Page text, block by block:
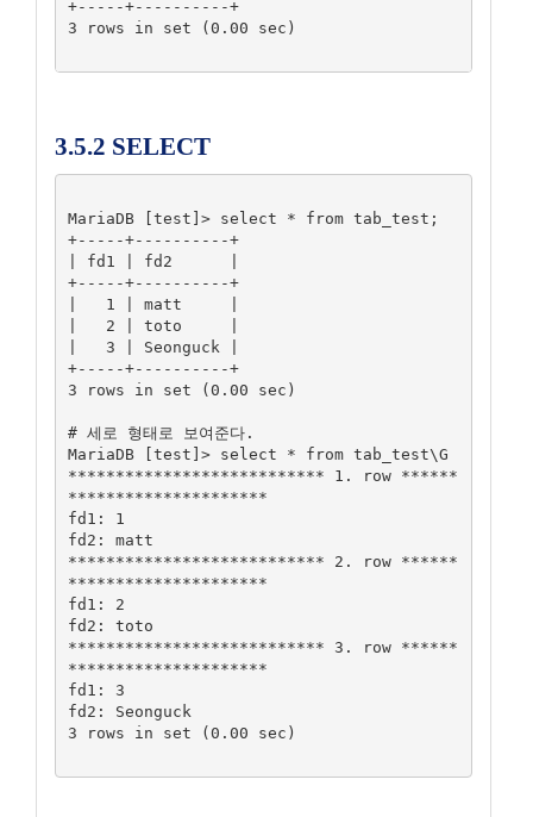
+-----+----------+
3 rows in set (0.00 sec)
3.5.2 SELECT
MariaDB [test]> select * from tab_test;
+-----+----------+
| fd1 | fd2      |
+-----+----------+
|   1 | matt     |
|   2 | toto     |
|   3 | Seonguck |
+-----+----------+
3 rows in set (0.00 sec)
# 세로 형태로 보여준다.
MariaDB [test]> select * from tab_test\G
*************************** 1. row ******
*********************
fd1: 1
fd2: matt
*************************** 2. row ******
*********************
fd1: 2
fd2: toto
*************************** 3. row ******
*********************
fd1: 3
fd2: Seonguck
3 rows in set (0.00 sec)